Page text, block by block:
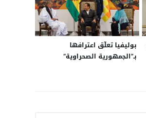
بوليفيا تعلّق اعترافها
بـ”الجمهورية الصحراوية”